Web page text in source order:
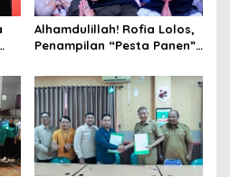
Alhamdulillah! Rofia Lolos,
Penampilan “Pesta Panen”
Manis